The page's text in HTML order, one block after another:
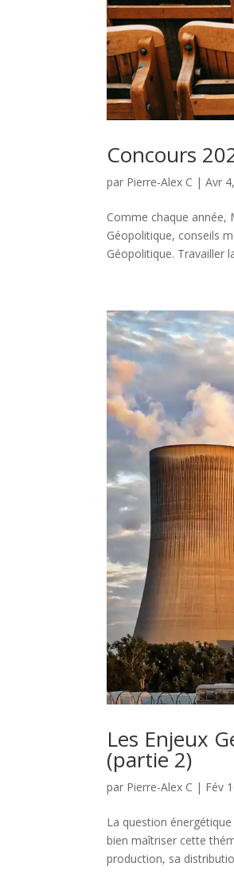
Concours
par Pierre-Alex C |Avr
Comme chaque année,
Géopolitique, conseils
Géopolitique. Travailler
Les Enjeux
(partie 2)
par Pierre-Alex C | Fév
La question
bien maîtriser cette
production, sa